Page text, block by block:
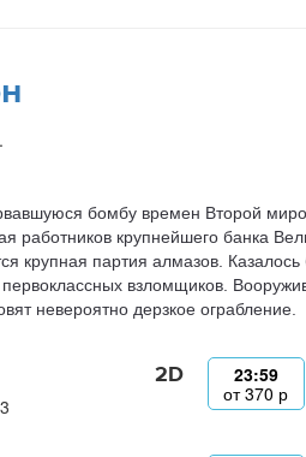
бомбу времен Второй
работников крупнейшего банка
крупная партия алмазов. Казалось
взломщиков.
невероятно дерзкое ограбление.
2D
23:59
от370 р